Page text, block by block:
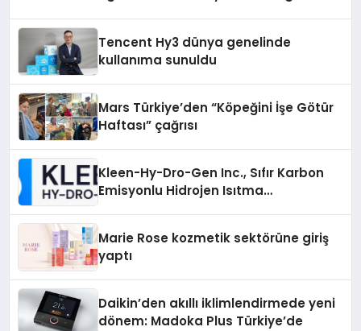
Tencent Hy3 dünya genelinde
kullanıma sunuldu
Mars Türkiye’den “Köpeğini İşe Götür
Haftası” çağrısı
Kleen-Hy-Dro-Gen Inc., Sıfır Karbon
Emisyonlu Hidrojen Isıtma
Marie Rose kozmetik sektörüne giriş
yaptı
Daikin’den akıllı iklimlendirmede yeni
dönem: Madoka Plus Türkiye’de